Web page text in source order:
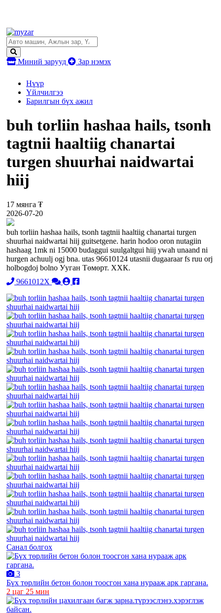
Миний зарууд Зар нэмэх
Нүүр
Үйлчилгээ
Барилгын бүх ажил
buh torliin hashaa hails, tsonh
tagtnii haaltiig chanartai
turgen shuurhai naidwartai
hiij
17 мянга ₮
2026-07-20
buh torliin hashaa hails, tsonh tagtnii haaltiig chanartai turgen
shuurhai naidwartai hiij guitsetgene. harin hodoo oron nutagiin
hashaag 1mk ni 15000 budaggui suulgaltgui hiij ywah unaand ni
hurgen achuulj ogj bna. utas 96610124 utasnii dugaaraar fs ruu orj
holbogdoj bolno Ууган Төмөрт. ХХК.
9661012X
Санал болгох
3
Бүх төрлийн бетон болон тоосгон хана нурааж арк гаргана.
2 цаг 25 мин